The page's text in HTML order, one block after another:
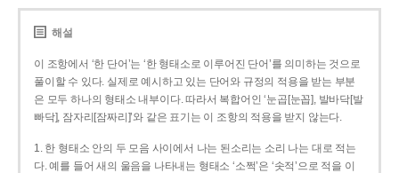
해설
이 조항에서 ‘한 단어’는 ‘한 형태소로 이루어진 단어’를 의미하는 것으로
풀이할 수 있다. 실제로 예시하고 있는 단어와 규정의 적용을 받는 부분
은 모두 하나의 형태소 내부이다. 따라서 복합어인 ‘눈곱[눈꼽], 발바닥[발
빠닥], 잠자리[잠짜리]’와 같은 표기는 이 조항의 적용을 받지 않는다.
1. 한 형태소 안의 두 모음 사이에서 나는 된소리는 소리 나는 대로 적는
다. 예를 들어 새의 울음을 나타내는 형태소 ‘소쩍’은 ‘솟적’으로 적을 이